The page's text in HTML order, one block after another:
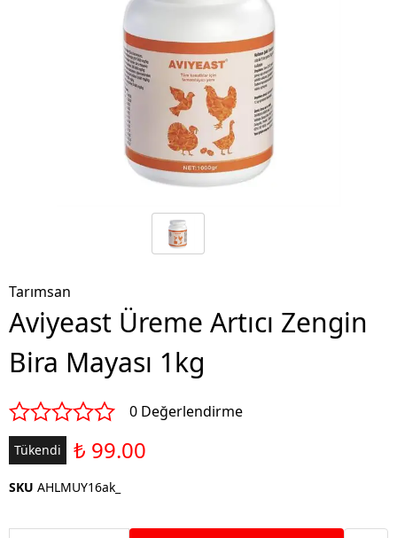
Tarımsan
Aviyeast Üreme Artıcı Zengin
Bira Mayası 1kg
0 Değerlendirme
Tükendi ₺ 99.00
SKU AHLMUY16ak_